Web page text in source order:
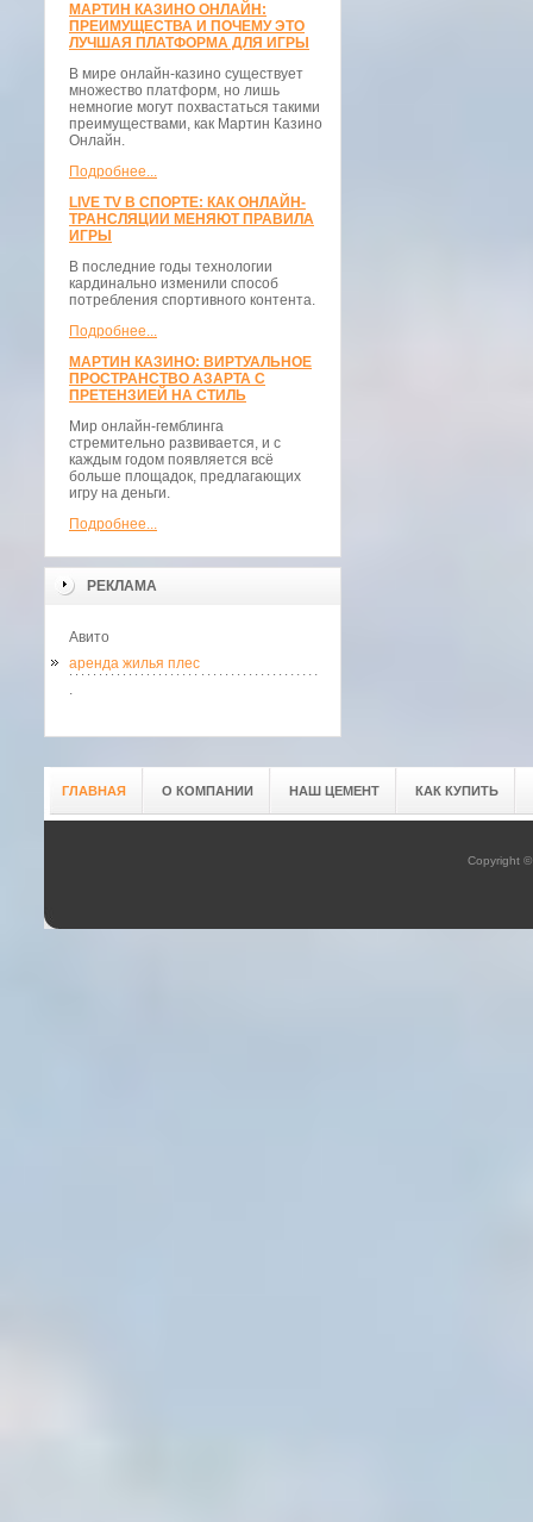
МАРТИН КАЗИНО ОНЛАЙН:
ПРЕИМУЩЕСТВА И ПОЧЕМУ ЭТО
ЛУЧШАЯ ПЛАТФОРМА ДЛЯ ИГРЫ
В мире онлайн-казино существует
множество платформ, но лишь
немногие могут похвастаться такими
преимуществами, как Мартин Казино
Онлайн.
Подробнее...
LIVE TV В СПОРТЕ: КАК ОНЛАЙН-
ТРАНСЛЯЦИИ МЕНЯЮТ ПРАВИЛА
ИГРЫ
В последние годы технологии
кардинально изменили способ
потребления спортивного контента.
Подробнее...
МАРТИН КАЗИНО: ВИРТУАЛЬНОЕ
ПРОСТРАНСТВО АЗАРТА С
ПРЕТЕНЗИЕЙ НА СТИЛЬ
Мир онлайн-гемблинга
стремительно развивается, и с
каждым годом появляется всё
больше площадок, предлагающих
игру на деньги.
Подробнее...
РЕКЛАМА
Авито
аренда жилья плес
.
ГЛАВНАЯ О КОМПАНИИ НАШ ЦЕМЕНТ КАК КУПИТЬ
Copyright